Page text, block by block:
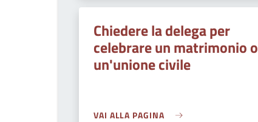
Chiedere la delega per
celebrare un matrimonio o
un'unione civile
VAI ALLA PAGINA